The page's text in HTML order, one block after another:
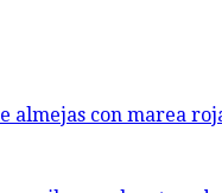
almejas con marea